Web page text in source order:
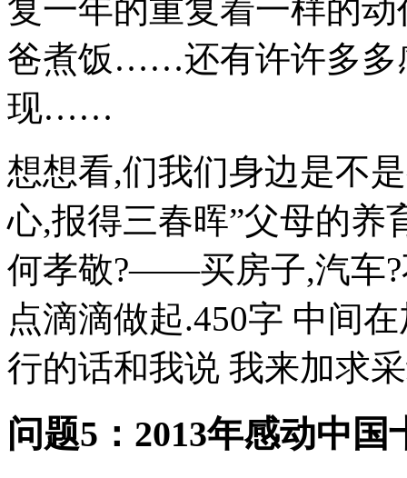
复一年的重复着一样的
爸煮饭……还有许许多多
现……
想想看,们我们身边是不
心,报得三春晖”父母的养
何孝敬?——买房子,汽车?
点滴滴做起.450字 中间
行的话和我说 我来加求
问题5：2013年感动中